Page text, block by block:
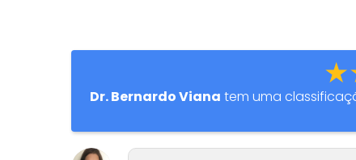
Dr. Bernardo Viana tem uma